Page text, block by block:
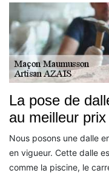
La pose de
au meilleur prix
Nous posons une dalle
en vigueur. Cette dalle
comme la piscine, le